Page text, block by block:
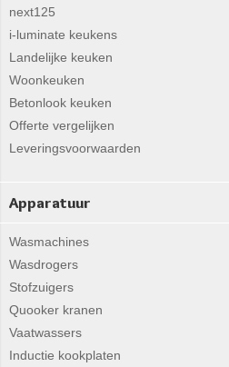
next125
i-luminate keukens
Landelijke keuken
Woonkeuken
Betonlook keuken
Offerte vergelijken
Leveringsvoorwaarden
Apparatuur
Wasmachines
Wasdrogers
Stofzuigers
Quooker kranen
Vaatwassers
Inductie kookplaten